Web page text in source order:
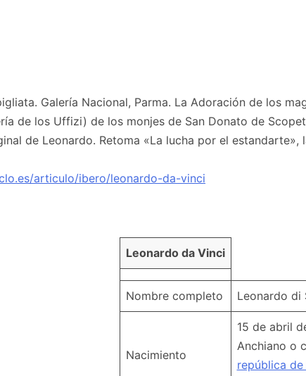
Galería Nacional, Parma. La Adoración de los
de los Uffizi) de los monjes de San Donato de
de Leonardo. Retoma «La lucha por el
articulo/ibero/leonardo-da-vinci
Leonardo da Vinci
Nombre completo Leonardo di
Nacimiento
15 de abril
Anchiano o
república de